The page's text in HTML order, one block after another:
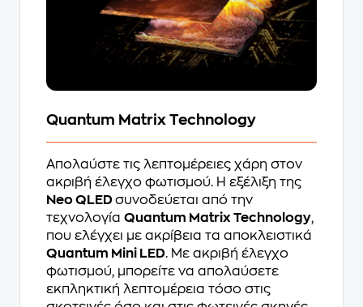
Quantum Matrix Technology
Απολαύστε τις λεπτομέρειες χάρη στον
ακριβή έλεγχο φωτισμού. Η εξέλιξη της
Neo QLEDσυνοδεύεται από την
τεχνολογία Quantum Matrix Technology,
που ελέγχει με ακρίβεια τα αποκλειστικά
Quantum Mini LED. Με ακριβή έλεγχο
φωτισμού, μπορείτε να απολαύσετε
εκπληκτική λεπτομέρεια τόσο στις